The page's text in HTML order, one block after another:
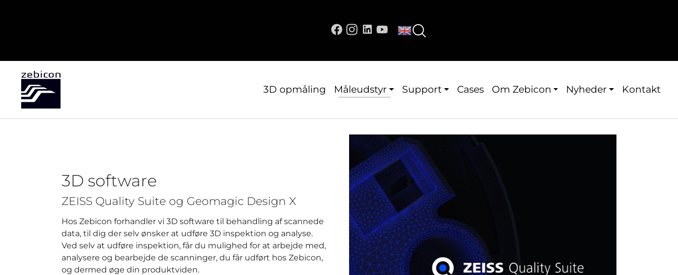
3D opmåling Måleudstyr Support Cases Om Zebicon Nyheder Kontakt
3D software
ZEISS Quality Suite og Geomagic Design X
Hos Zebicon forhandler vi 3D software til behandling af scannede
data, til dig der selv ønsker at udføre 3D inspektion og analyse.
Ved selv at udføre inspektion, får du mulighed for at arbejde med,
analysere og bearbejde de scanninger, du får udført hos Zebicon,
og dermed øge din produktviden.